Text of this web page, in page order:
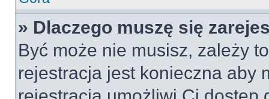
» Dlaczego muszę się
Być może nie musisz, zależy
rejestracja jest konieczna aby